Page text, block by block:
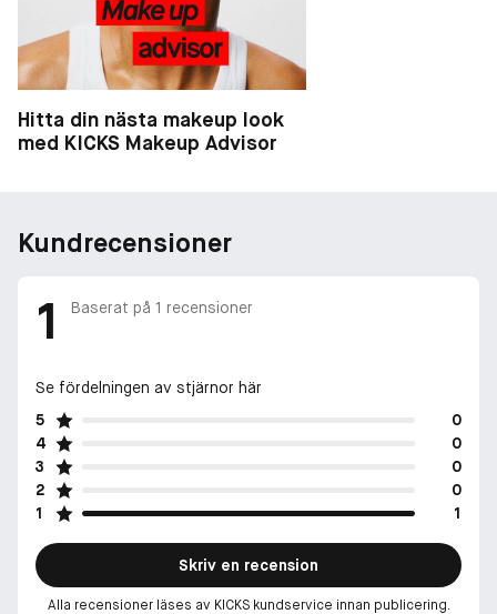
Hitta din nästa makeup look
med KICKS Makeup Advisor
Kundrecensioner
1 Baserat på 1 recensioner
Se fördelningen av stjärnor här
5
0
4
0
3
0
2
0
1
1
Skriv en recension
Alla recensioner läses av KICKS kundservice innan publicering.